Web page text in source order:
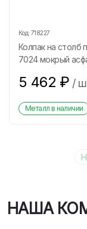
Код: 718227
Колпак на столб
7024 мокрый
5 462 ₽ /
Металл в наличии
НАША